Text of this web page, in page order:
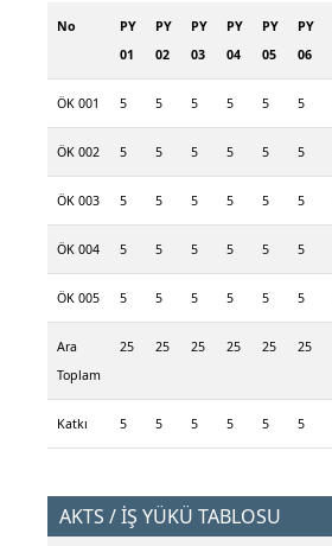
No
PY
01
PY
02
PY
03
PY
04
PY
05
PY
06
ÖK 001 5 5 5 5 5 5
ÖK 002 5 5 5 5 5 5
ÖK 003 5 5 5 5 5 5
ÖK 004 5 5 5 5 5 5
ÖK 005 5 5 5 5 5 5
Ara
Toplam
25 25 25 25 25 25
Katkı 5 5 5 5 5 5
AKTS / İŞ YÜKÜ TABLOSU